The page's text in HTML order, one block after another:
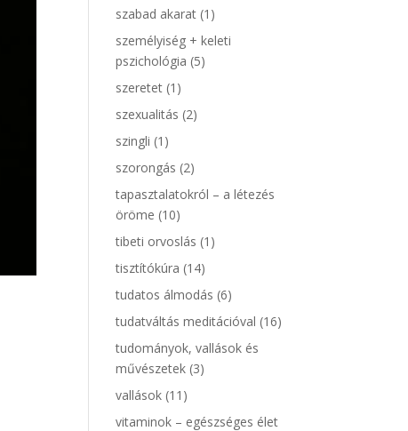
szabad akarat (1)
személyiség + keleti
pszichológia (5)
szeretet (1)
szexualitás (2)
szingli (1)
szorongás (2)
tapasztalatokról – a létezés
öröme (10)
tibeti orvoslás (1)
tisztítókúra (14)
tudatos álmodás (6)
tudatváltás meditációval (16)
tudományok, vallások és
művészetek (3)
vallások (11)
vitaminok – egészséges élet